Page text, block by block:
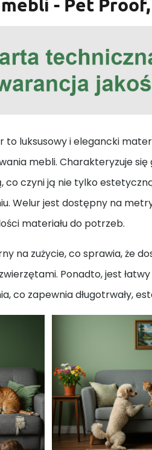
- Pet
to luksusowy i elegancki
mebli. Charakteryzuje
co czyni ją nie tylko
Welur jest dostępny na
materiału do potrzeb.
na zużycie, co sprawia, że
Ponadto, jest
co zapewnia długotrwały,